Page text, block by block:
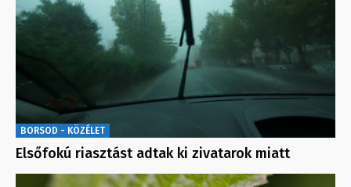
BORSOD - KÖZÉLET
Elsőfokú riasztást adtak ki zivatarok miatt